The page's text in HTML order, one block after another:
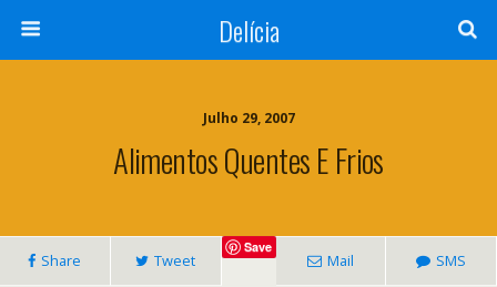
Delícia
Julho 29, 2007
Alimentos Quentes E Frios
Share Tweet
Save
Mail SMS